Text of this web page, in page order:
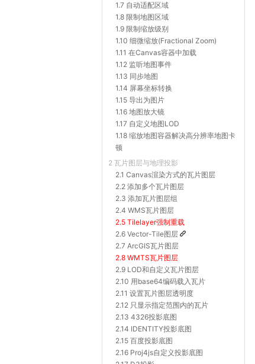
1.7 自动适配区域
1.8 限制地图区域
1.9 限制缩放级别
1.10 细微缩放(Fractional Zoom)
1.11 在Canvas容器中加载
1.12 监听地图事件
1.13 同步地图
1.14 屏幕坐标转换
1.15 导出为图片
1.16 地图放大镜
1.17 自定义地图LOD
1.18 缩放地图容器解决高分辨率地图卡
顿
2 瓦片图层与地理投影
2.1 Canvas渲染方式的瓦片图层
2.2 添加多个瓦片图层
2.3 添加瓦片图层组
2.4 WMS瓦片图层
2.5 Tilelayer强制重载
2.6 Vector-Tile图层
2.7 ArcGIS瓦片图层
2.8 WMTS瓦片图层
2.9 LOD和自定义瓦片图层
2.10 用base64编码载入瓦片
2.11 设置瓦片图层透明度
2.12 只显示指定范围内的瓦片
2.13 4326投影底图
2.14 IDENTITY投影底图
2.15 百度投影底图
2.16 Proj4js自定义投影底图